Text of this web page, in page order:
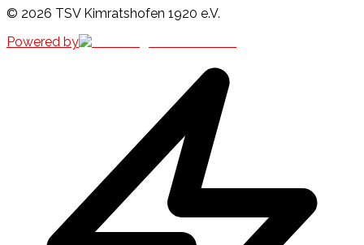
© 2026 TSV Kimratshofen 1920 e.V.
Powered by